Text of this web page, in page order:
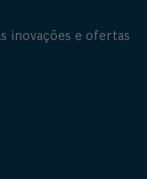
inovações e ofertas